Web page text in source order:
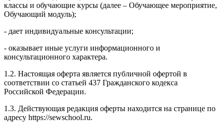
классы и обучающие курсы (далее – Обучающее мероприятие,
Обучающий модуль);
- дает индивидуальные консультации;
- оказывает иные услуги информационного и
консультационного характера.
1.2. Настоящая оферта является публичной офертой в
соответствии со статьей 437 Гражданского кодекса
Российской Федерации.
1.3. Действующая редакция оферты находится на странице по
адресу https://sewschool.ru.